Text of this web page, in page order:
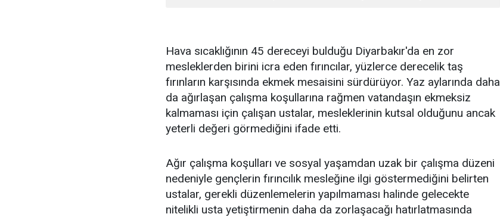
Hava sıcaklığının 45 dereceyi bulduğu Diyarbakır'da en zor
mesleklerden birini icra eden fırıncılar, yüzlerce derecelik taş
fırınların karşısında ekmek mesaisini sürdürüyor. Yaz aylarında daha
da ağırlaşan çalışma koşullarına rağmen vatandaşın ekmeksiz
kalmaması için çalışan ustalar, mesleklerinin kutsal olduğunu ancak
yeterli değeri görmediğini ifade etti.
Ağır çalışma koşulları ve sosyal yaşamdan uzak bir çalışma düzeni
nedeniyle gençlerin fırıncılık mesleğine ilgi göstermediğini belirten
ustalar, gerekli düzenlemelerin yapılmaması halinde gelecekte
nitelikli usta yetiştirmenin daha da zorlaşacağı hatırlatmasında